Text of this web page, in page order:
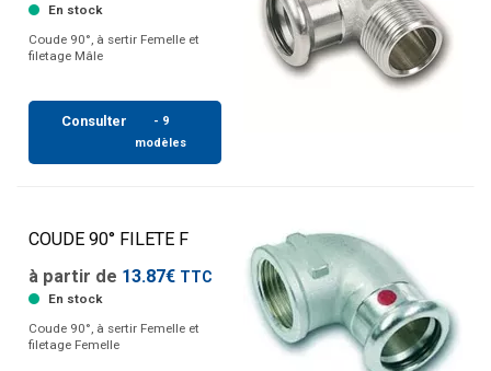
En stock
Coude 90°, à sertir Femelle et
filetage Mâle
Consulter
- 9
modèles
COUDE 90° FILETE F
à partir de 13.87€ TTC
En stock
Coude 90°, à sertir Femelle et
filetage Femelle